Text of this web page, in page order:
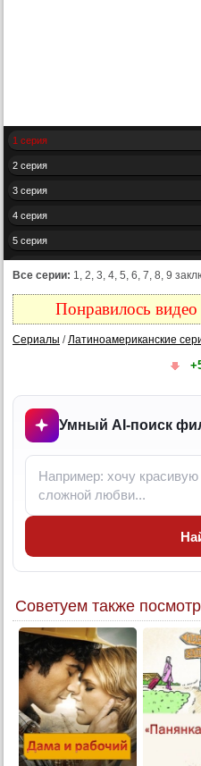
1 серия
2 серия
3 серия
4 серия
5 серия
8 серия
9 серия
Все серии: 1, 2, 3, 4, 5, 6, 7, 8, 9
Понравилось
Сериалы /Латиноамериканские
Умный AI-поиск
Советуем также